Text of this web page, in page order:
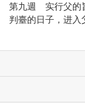
第九週 实行父的
判臺的日子，进入